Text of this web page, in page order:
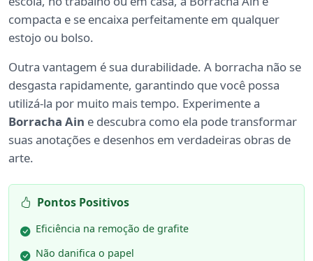
compacta e se encaixa perfeitamente em qualquer
estojo ou bolso.
Outra vantagem é sua durabilidade. A borracha não se
desgasta rapidamente, garantindo que você possa
utilizá-la por muito mais tempo. Experimente a
Borracha Ain e descubra como ela pode transformar
suas anotações e desenhos em verdadeiras obras de
arte.
Pontos Positivos
Eficiência na remoção de grafite
Não danifica o papel